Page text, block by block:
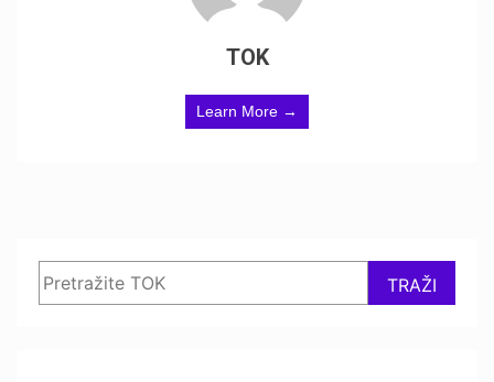
TOK
Learn More →
TRAŽI